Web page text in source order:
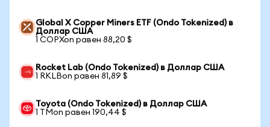
Global X Copper Miners ETF (Ondo Tokenized) в
Доллар США
1 COPXon равен 88,20 $
Rocket Lab (Ondo Tokenized) в Доллар США
1 RKLBon равен 81,89 $
Toyota (Ondo Tokenized) в Доллар США
1 TMon равен 190,44 $